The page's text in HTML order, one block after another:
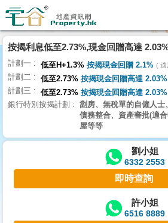
理
主
頁
搵
樓/
交
業
主
按揭利息低至2.73%,現金回贈高達
計劃一 低至H+1.3% 按揭現金回贈 2.1% 適
計劃二 低至2.73% 按揭現金回贈高達 2.03%
計劃三 低至2.73% 按揭現金回贈高達 2.03%
銀行特別按揭計劃
劏房、無稅單的自僱人士、
債務整合、資產審批(適
屋等等
劉小姐
6332 2553
即時查詢
許小姐
6516 8889